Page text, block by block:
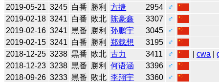
2019-05-21 3245 白番 勝利 方捷 2954
♂
2019-02-18 3241 白番 敗北 陈豪鑫 3307
♂
2019-02-16 3241 黒番 勝利 孙鹏宇 3045
♂
2019-02-15 3241 白番 勝利 郑载想 3195
♂
2018-12-25 3238 黒番 敗北 古力 3411 ♂ |cwa |
2018-12-23 3238 黒番 勝利 何语涵 3396
♂
2018-09-26 3233 黒番 敗北 李翔宇 3360
♂